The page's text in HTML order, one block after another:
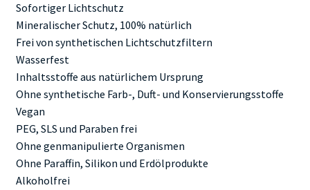
Sofortiger Lichtschutz
Mineralischer Schutz, 100% natürlich
Frei von synthetischen Lichtschutzfiltern
Wasserfest
Inhaltsstoffe aus natürlichem Ursprung
Ohne synthetische Farb-, Duft- und Konservierungsstoffe
Vegan
PEG, SLS und Paraben frei
Ohne genmanipulierte Organismen
Ohne Paraffin, Silikon und Erdölprodukte
Alkoholfrei